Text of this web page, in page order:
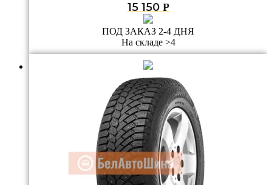
15 150 Р
ПОД ЗАКАЗ 2-4 ДНЯ
На складе >4